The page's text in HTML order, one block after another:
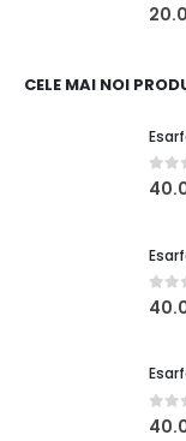
0out
CELE MAI NOI
0out
0out
0out